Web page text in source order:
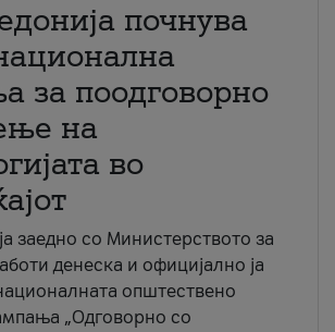
почнува
за поодговорно
на
во
заедно со Министерството за
денеска и официјално ја
општествено
„Одговорно со